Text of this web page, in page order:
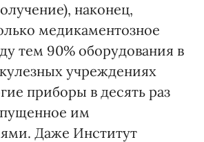
наконец,
медикаментозное
тем 90% оборудования в
учреждениях
приборы в десять раз
им
Даже Институт